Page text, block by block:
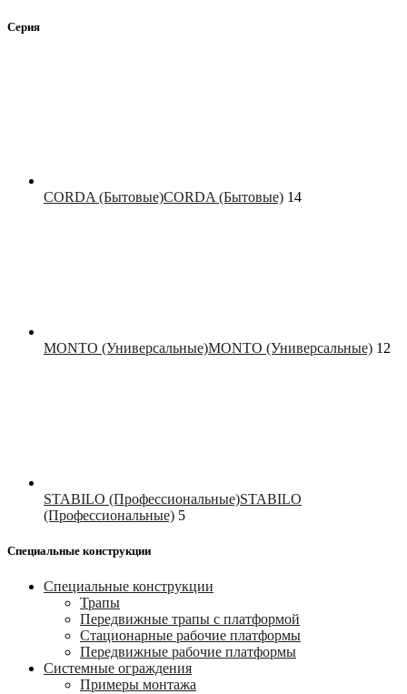
Серия
CORDA (Бытовые)CORDA (Бытовые) 14
MONTO (Универсальные)MONTO (Универсальные) 12
STABILO (Профессиональные)STABILO
(Профессиональные) 5
Специальные конструкции
Специальные конструкции
Трапы
Передвижные трапы с платформой
Стационарные рабочие платформы
Передвижные рабочие платформы
Системные ограждения
Примеры монтажа